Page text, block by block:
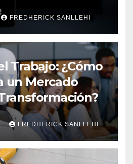
FREDHERICK SANLLEHI
Trabajo: ¿Cómo
un Mercado
FREDHERICK SANLLEHI